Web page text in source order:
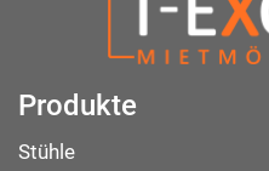
Produkte
Stühle